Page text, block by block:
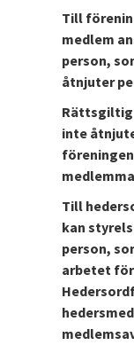
Till
medlem
person,
åtnjuter
inte
Till
kan
person,
arbetet